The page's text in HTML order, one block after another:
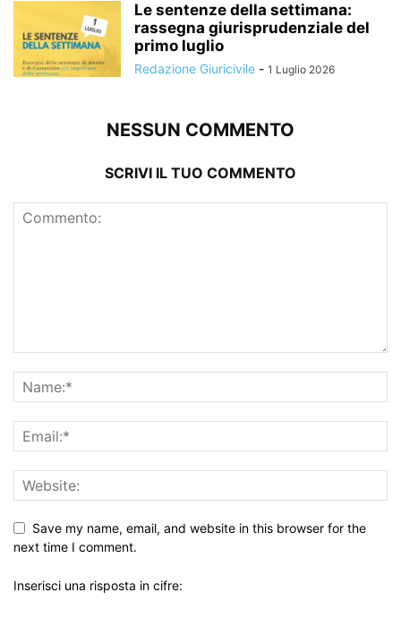
Le sentenze della settimana:
rassegna giurisprudenziale del
primo luglio
Redazione Giuricivile - 1 Luglio 2026
NESSUN COMMENTO
SCRIVI IL TUO COMMENTO
Save my name, email, and website in this browser for the
next time I comment.
Inserisci una risposta in cifre: